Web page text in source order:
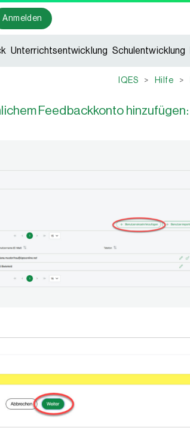
Anmelden
Unterrichtsentwicklung Schulentwicklung
IQES > Hilfe >
Feedbackkonto hinzufügen: